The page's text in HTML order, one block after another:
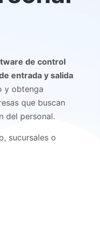
de control
entrada y salida
y obtenga
que buscan
del personal.
sucursales o